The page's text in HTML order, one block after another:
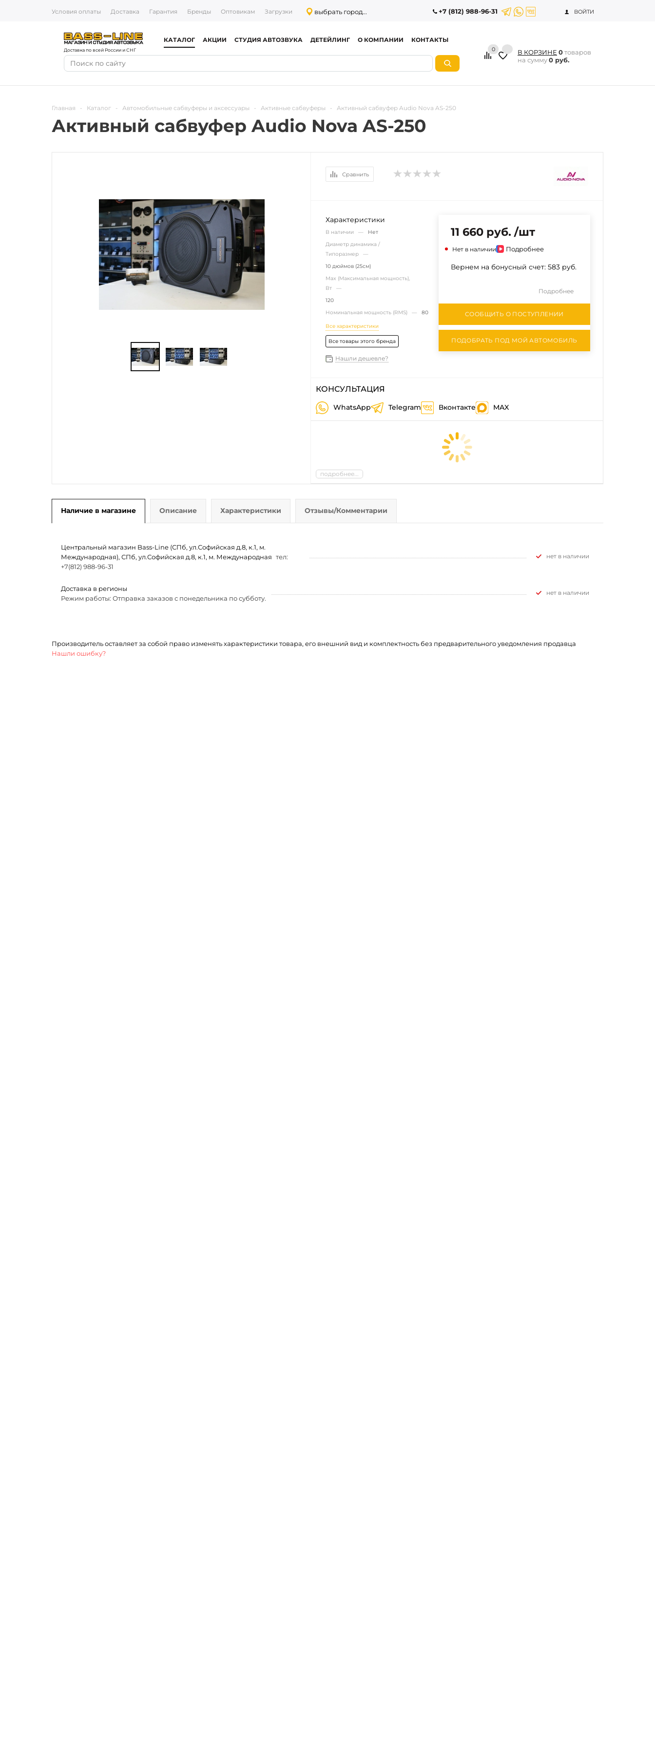
Условия оплаты Доставка Гарантия Бренды Оптовикам Загрузки выбрать город... +7 (812) 988-96-31 ВОЙТИ
Доставка по всей России и СНГ
КАТАЛОГ АКЦИИ СТУДИЯ АВТОЗВУКА ДЕТЕЙЛИНГ О КОМПАНИИ КОНТАКТЫ
0 В КОРЗИНЕ 0товаров
на сумму0 руб.
Главная - Каталог - Автомобильные сабвуферы и аксессуары - Активные сабвуферы - Активный сабвуфер Audio Nova AS-250
Активный сабвуфер Audio Nova AS-250
Сравнить
Характеристики
В наличии — Нет
Диаметр динамика /
Типоразмер —
10 дюймов (25см)
Max (Максимальная мощность),
Вт —
120
Номинальная мощность (RMS) —80
Все характеристики
Все товары этого бренда
Нашли дешевле?
11 660 руб. /шт
Нет в наличии Подробнее
Вернем на бонусный счет: 583 руб.
Подробнее
СООБЩИТЬ О ПОСТУПЛЕНИИ
ПОДОБРАТЬ ПОД МОЙ АВТОМОБИЛЬ
КОНСУЛЬТАЦИЯ
WhatsApp Telegram Вконтакте MAX
подробнее...
Наличие в магазине Описание Характеристики Отзывы/Комментарии
Центральный магазин Bass-Line (СПб, ул.Софийская д.8, к.1, м.
Международная), СПб, ул.Софийская д.8, к.1, м. Международная тел:
+7(812) 988-96-31
Нет в наличии
Доставка в регионы
Режим работы: Отправка заказов с понедельника по субботу.
Нет в наличии
Производитель оставляет за собой право изменять характеристики товара, его внешний вид и комплектность без предварительного уведомления продавца
Нашли ошибку?